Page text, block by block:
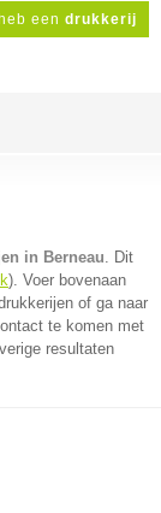
heb een drukkerij
in Berneau. Dit
). Voer bovenaan
of ga naar
te komen met
resultaten